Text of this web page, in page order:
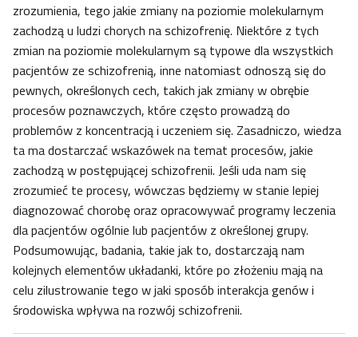
zrozumienia, tego jakie zmiany na poziomie molekularnym
zachodzą u ludzi chorych na schizofrenię. Niektóre z tych
zmian na poziomie molekularnym są typowe dla wszystkich
pacjentów ze schizofrenią, inne natomiast odnoszą się do
pewnych, określonych cech, takich jak zmiany w obrębie
procesów poznawczych, które często prowadzą do
problemów z koncentracją i uczeniem się. Zasadniczo, wiedza
ta ma dostarczać wskazówek na temat procesów, jakie
zachodzą w postępującej schizofrenii. Jeśli uda nam się
zrozumieć te procesy, wówczas będziemy w stanie lepiej
diagnozować chorobę oraz opracowywać programy leczenia
dla pacjentów ogólnie lub pacjentów z określonej grupy.
Podsumowując, badania, takie jak to, dostarczają nam
kolejnych elementów układanki, które po złożeniu mają na
celu zilustrowanie tego w jaki sposób interakcja genów i
środowiska wpływa na rozwój schizofrenii.